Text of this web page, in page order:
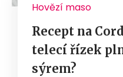
Hovězí maso
Recept na
telecí řízek
sýrem?